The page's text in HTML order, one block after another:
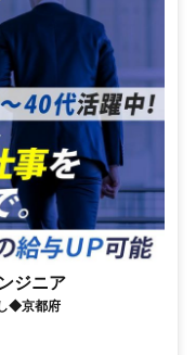
ジニア
◆京都府